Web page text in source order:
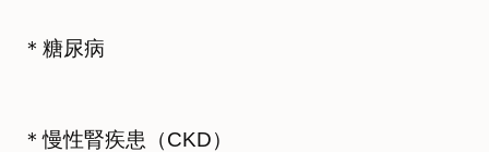
＊糖尿病
＊慢性腎疾患（CKD）